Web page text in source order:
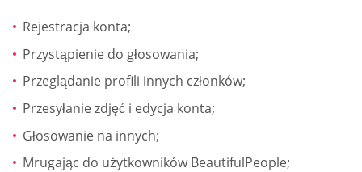
Rejestracja konta;
Przystąpienie do głosowania;
Przeglądanie profili innych członków;
Przesyłanie zdjęć i edycja konta;
Głosowanie na innych;
Mrugając do użytkowników BeautifulPeople;